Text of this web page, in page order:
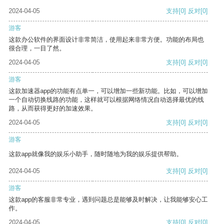
2024-04-05 支持[0] 反对[0]
游客
这款办公软件的界面设计非常简洁，使用起来非常方便。功能的布局也
很合理，一目了然。
2024-04-05
支持[0] 反对[0]
游客
这款加速器app的功能有点单一，可以增加一些新功能。比如，可以增加
一个自动切换线路的功能，这样就可以根据网络情况自动选择最优的线
路，从而获得更好的加速效果。
2024-04-05
支持[0] 反对[0]
游客
这款app就像我的娱乐小助手，随时随地为我的娱乐提供帮助。
2024-04-05 支持[0] 反对[0]
游客
这款app的客服非常专业，遇到问题总是能够及时解决，让我能够安心工
作。
2024-04-05
支持[0] 反对[0]